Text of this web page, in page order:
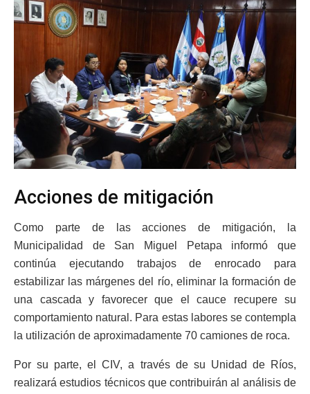
Acciones de mitigación
Como parte de las acciones de mitigación, la
Municipalidad de San Miguel Petapa informó que
continúa ejecutando trabajos de enrocado para
estabilizar las márgenes del río, eliminar la formación de
una cascada y favorecer que el cauce recupere su
comportamiento natural. Para estas labores se contempla
la utilización de aproximadamente 70 camiones de roca.
Por su parte, el CIV, a través de su Unidad de Ríos,
realizará estudios técnicos que contribuirán al análisis de